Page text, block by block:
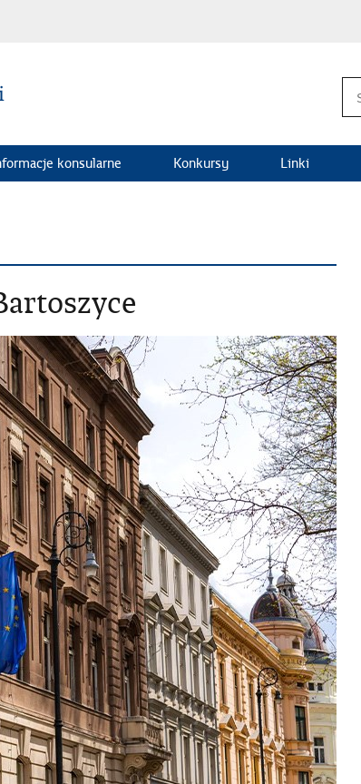
konsularne Konkursy Linki